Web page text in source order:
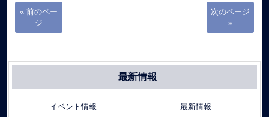
« 前のペー
ジ
次のページ
»
最新情報
イベント情報 最新情報